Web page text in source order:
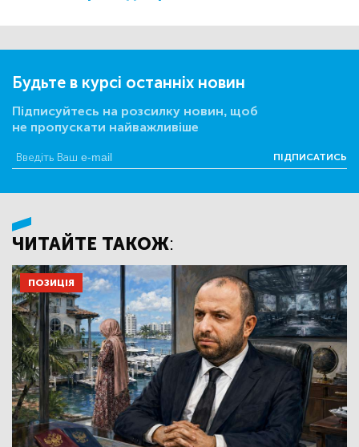
Будьте в курсі останніх новин
Підписуйтесь на розсилку новин, щоб
не пропускати найважливіше
ПІДПИСАТИСЬ
ЧИТАЙТЕ ТАКОЖ:
ПОЗИЦІЯ